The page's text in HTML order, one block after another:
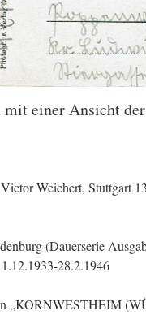
mit einer Ansicht
Weichert, Stuttgart
(Dauerserie
28.2.1946
„KORNWESTHEIM